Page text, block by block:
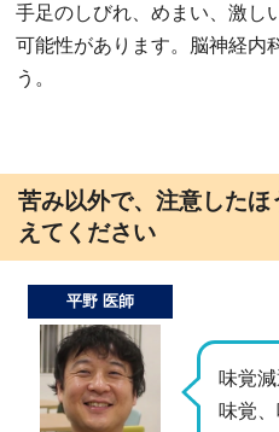
手足のしびれ、めまい、激し
可能性があります。脳神経内
う。
苦み以外で、注意した
えてください
味覚
味覚
平野 医師